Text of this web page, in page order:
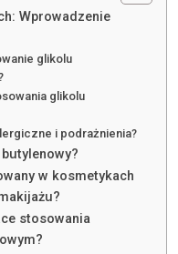
Wprowadzenie
glikolu
glikolu
i podrażnienia?
w kosmetykach
stosowania